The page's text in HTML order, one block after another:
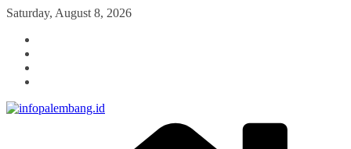
Skip
content
Saturday, August 8, 2026